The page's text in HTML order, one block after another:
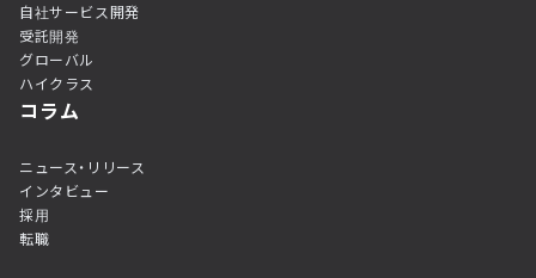
自社サービス開発
受託開発
グローバル
ハイクラス
コラム
ニュース・リリース
インタビュー
採用
転職